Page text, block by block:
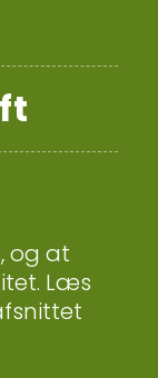
og at
Læs